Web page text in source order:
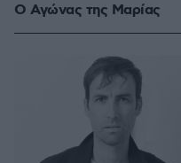
Ο Αγώνας της Μαρίας